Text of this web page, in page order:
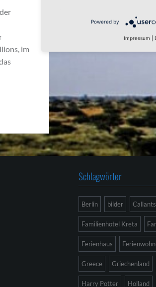
im
Schlagwörter
Berlin bilder
Familienhotel Kreta
Ferienhaus
Greece Griechenland
Harry Potter Holland
Powered by
Impressum